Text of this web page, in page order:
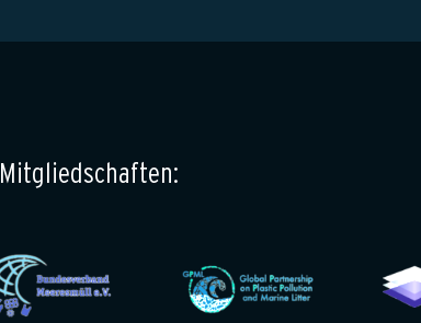
Mitgliedschaften: